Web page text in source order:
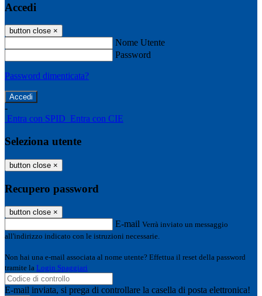
Accedi
button close ×
Nome Utente
Password
Password dimenticata?
-
Entra con SPID Entra con CIE
Seleziona utente
button close ×
Recupero password
button close ×
E-mail Verrà inviato un messaggio
all'indirizzo indicato con le istruzioni necessarie.
Non hai una e-mail associata al nome utente? Effettua il reset della password
tramite la Login Spaggiari
E-mail inviata, si prega di controllare la casella di posta elettronica!